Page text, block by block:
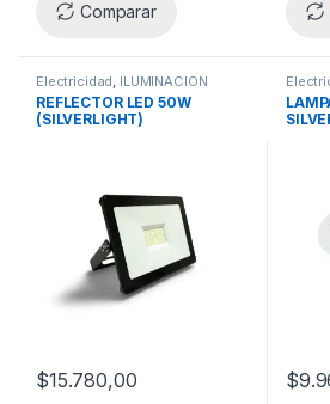
Comparar
Electricidad ILUMINACION
REFLECTOR LED 50W
(SILVERLIGHT)
$15.780,00 $